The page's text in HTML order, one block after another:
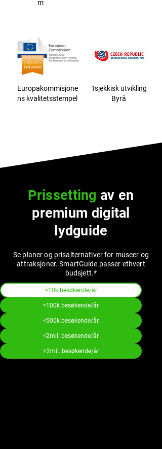
m
Europakommisjone
ns kvalitetsstempel
Tsjekkisk utvikling
Byrå
Prissetting av en
premium digital
lydguide
Se planer og prisalternativer for museer og
attraksjoner. SmartGuide passer ethvert
budsjett.*
≤10k besøkende/år
<100k besøkende/år
<500k besøkende/år
<2mil. besøkende/år
+2mil. besøkende/år